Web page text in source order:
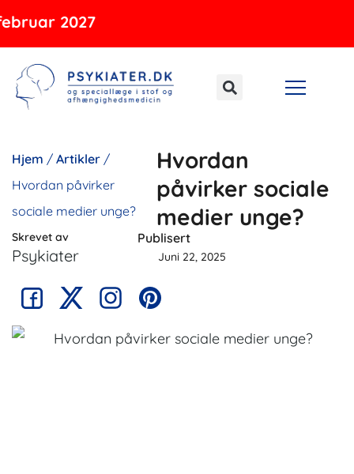
Gå
indholdet
2027
Hjem / Artikler /
Hvordan påvirker
sociale medier unge?
Hvordan
påvirker sociale
medier unge?
Skrevet av
Psykiater
Publisert
Juni 22, 2025